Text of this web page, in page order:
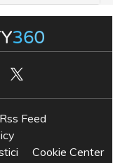
Rss Feed
Cookie Center